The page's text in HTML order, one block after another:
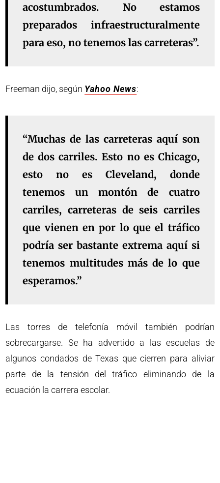
acostumbrados. No estamos
preparados infraestructuralmente
para eso, no tenemos las carreteras”.
Freeman dijo, según Yahoo News:
“Muchas de las carreteras aquí son
de dos carriles. Esto no es Chicago,
esto no es Cleveland, donde
tenemos un montón de cuatro
carriles, carreteras de seis carriles
que vienen en por lo que el tráfico
podría ser bastante extrema aquí si
tenemos multitudes más de lo que
esperamos.”
Las torres de telefonía móvil también podrían
sobrecargarse. Se ha advertido a las escuelas de
algunos condados de Texas que cierren para aliviar
parte de la tensión del tráfico eliminando de la
ecuación la carrera escolar.